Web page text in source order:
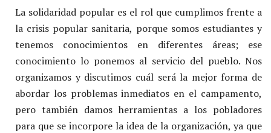
La solidaridad popular es el rol que cumplimos frente a
la crisis popular sanitaria, porque somos estudiantes y
tenemos conocimientos en diferentes áreas; ese
conocimiento lo ponemos al servicio del pueblo. Nos
organizamos y discutimos cuál será la mejor forma de
abordar los problemas inmediatos en el campamento,
pero también damos herramientas a los pobladores
para que se incorpore la idea de la organización, ya que